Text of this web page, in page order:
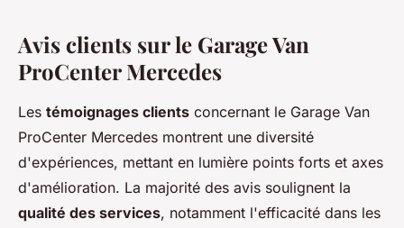
Avis clients sur le Garage Van
ProCenter Mercedes
Les témoignages clients concernant le Garage Van
ProCenter Mercedes montrent une diversité
d'expériences, mettant en lumière points forts et axes
d'amélioration. La majorité des avis soulignent la
qualité des services, notamment l'efficacité dans les